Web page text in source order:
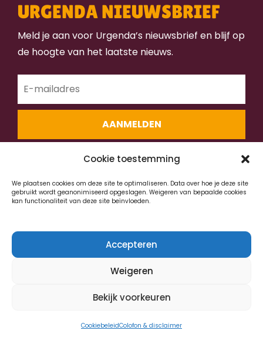
Cookie toestemming
We plaatsen cookies om deze site te optimaliseren. Data over hoe je deze site
gebruikt wordt geanonimiseerd opgeslagen. Weigeren van bepaalde cookies
kan functionaliteit van deze site beïnvloeden.
Accepteren
Weigeren
Bekijk voorkeuren
CookiebeleidColofon & disclaimer
URGENDA NIEUWSBRIEF
Meld je aan voor Urgenda’s nieuwsbrief en blijf op
de hoogte van het laatste nieuws.
AANMELDEN
Colofon & disclaimer